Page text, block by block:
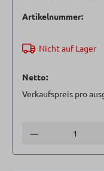
Artikelnummer:
Nicht auf Lager
Netto:
Verkaufspreis pro
Anzahl verringern